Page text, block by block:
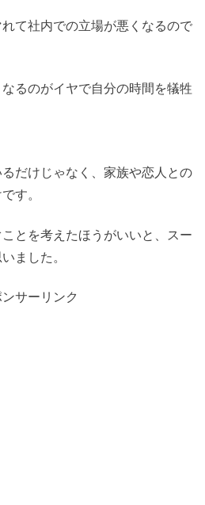
て社内での立場が悪くなるので
るのがイヤで自分の時間を犠牲
だけじゃなく、家族や恋人との
す。
とを考えたほうがいいと、スー
ました。
ンサーリンク